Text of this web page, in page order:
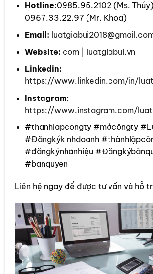
Hotline:0985.95.2102 (Ms.
0967.33.22.97 (Mr. Khoa)
Email:
Website: com| luatgiabui.vn
Linkedin:
https://www.linkedin.com/in/
Instagram:
https://www.instagram.com/
#thanhlapcongty #mởcôngty
#Đăngkýkinhdoanh
#đăngkýnhãnhiệu
#banquyen
Liên hệ ngay để được tư vấn và hỗ